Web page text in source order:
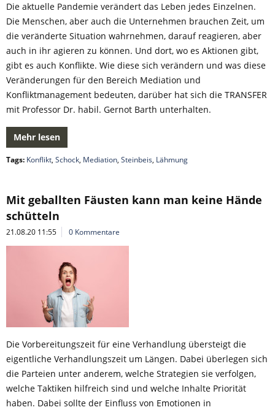
Die aktuelle Pandemie verändert das Leben jedes Einzelnen.
Die Menschen, aber auch die Unternehmen brauchen Zeit, um
die veränderte Situation wahrnehmen, darauf reagieren, aber
auch in ihr agieren zu können. Und dort, wo es Aktionen gibt,
gibt es auch Konflikte. Wie diese sich verändern und was diese
Veränderungen für den Bereich Mediation und
Konfliktmanagement bedeuten, darüber hat sich die TRANSFER
mit Professor Dr. habil. Gernot Barth unterhalten.
Mehr lesen
Tags: Konflikt, Schock, Mediation, Steinbeis, Lähmung
Mit geballten Fäusten kann man keine Hände
schütteln
21.08.20 11:55 0 Kommentare
Die Vorbereitungszeit für eine Verhandlung übersteigt die
eigentliche Verhandlungszeit um Längen. Dabei überlegen sich
die Parteien unter anderem, welche Strategien sie verfolgen,
welche Taktiken hilfreich sind und welche Inhalte Priorität
haben. Dabei sollte der Einfluss von Emotionen in